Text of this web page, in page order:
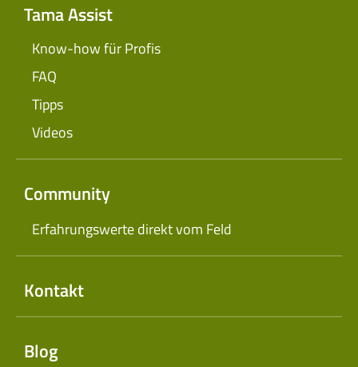
Tama Assist
Know-how für Profis
FAQ
Tipps
Videos
Community
Erfahrungswerte direkt vom Feld
Kontakt
Blog